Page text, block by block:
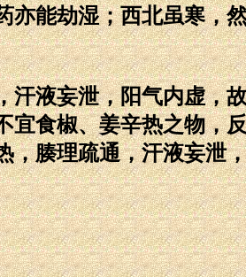
能劫湿；西北虽寒，
妄泄，阳气内虚，
食椒、姜辛热之物，
腠理疏通，汗液妄泄